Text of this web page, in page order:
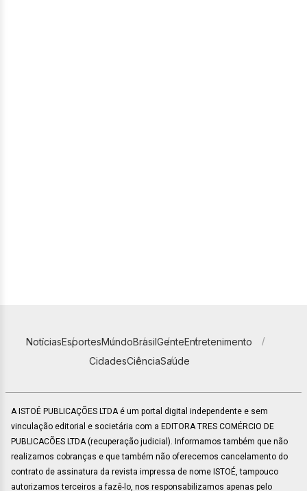
NotíciasEsportesMundoBrasilGenteEntretenimento
CidadesCiênciaSaúde
A ISTOÉ PUBLICAÇÕES LTDA é um portal digital independente e sem
vinculação editorial e societária com a EDITORA TRES COMÉRCIO DE
PUBLICACÕES LTDA (recuperação judicial). Informamos também que não
realizamos cobranças e que também não oferecemos cancelamento do
contrato de assinatura da revista impressa de nome ISTOÉ, tampouco
autorizamos terceiros a fazê-lo, nos responsabilizamos apenas pelo